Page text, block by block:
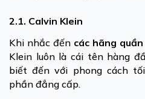
2.1. Calvin Klein
Khi nhắc đến các hãng
Klein luôn là cái tên hàng
biết đến với phong cách
phần đẳng cấp.